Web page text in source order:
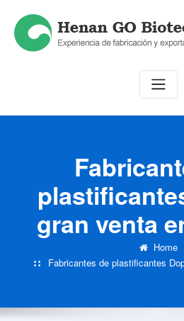
content
gran venta
Home
Fabricantes de plastificantes